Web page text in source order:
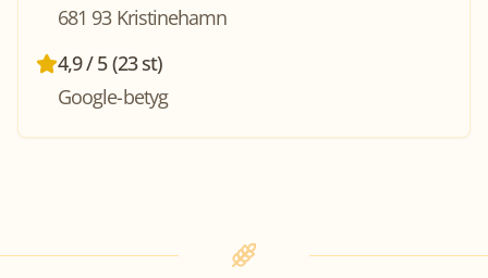
681 93 Kristinehamn
4,9 / 5 (23 st)
Google-betyg